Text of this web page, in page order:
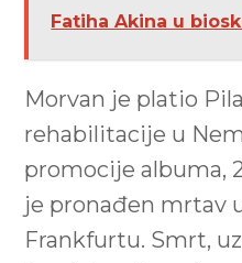
Fatiha Akina u
Morvan je platio
rehabilitacije u
promocije albuma,
je pronađen mrtav
Frankfurtu. Smrt,